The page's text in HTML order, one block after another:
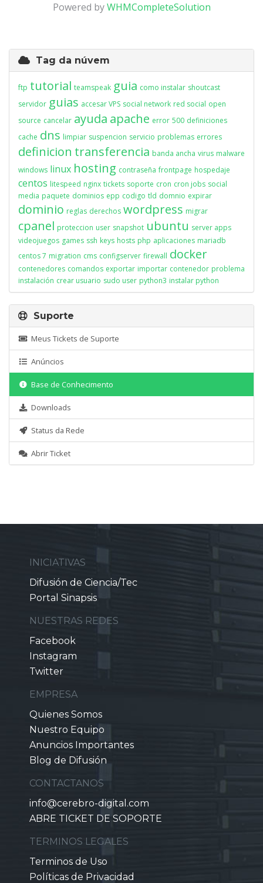
Powered byWHMCompleteSolution
Tag da núvem
ftp tutorial teamspeak guia como instalar shoutcast
servidor guias accesar VPS social network red social open
source cancelar ayuda apache error 500 definiciones
cache dns limpiar suspencion servicio problemas errores
definicion transferencia banda ancha virus malware
windows linux hosting contraseña frontpage hospedaje
centos litespeed nginx tickets soporte cron cron jobs social
media paquete dominios epp codigo tld domnio expirar
dominio reglas derechos wordpress migrar
cpanel proteccion user snapshot ubuntu server apps
videojuegos games ssh keys hosts php aplicaciones mariadb
centos 7 migration cms configserver firewall docker
contenedores comandos exportar importar contenedor problema
instalación crear usuario sudo user python3 instalar python
Suporte
Meus Tickets de Suporte
Anúncios
Base de Conhecimento
Downloads
Status da Rede
Abrir Ticket
INICIATIVAS
Difusión de Ciencia/Tec
Portal Sinapsis
NUESTRAS REDES
Facebook
Instagram
Twitter
EMPRESA
Quienes Somos
Nuestro Equipo
Anuncios Importantes
Blog de Difusión
CONTACTANOS
info@cerebro-digital.com
ABRE TICKET DE SOPORTE
TERMINOS LEGALES
Terminos de Uso
Políticas de Privacidad